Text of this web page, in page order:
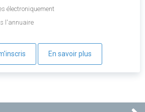
électroniquement
l'annuaire
En savoir plus